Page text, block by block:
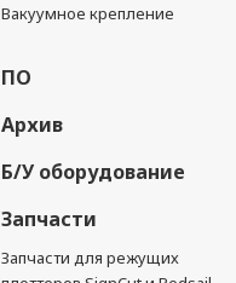
Вакуумное крепление
ПО
Архив
Б/У оборудование
Запчасти
Запчасти для режущих